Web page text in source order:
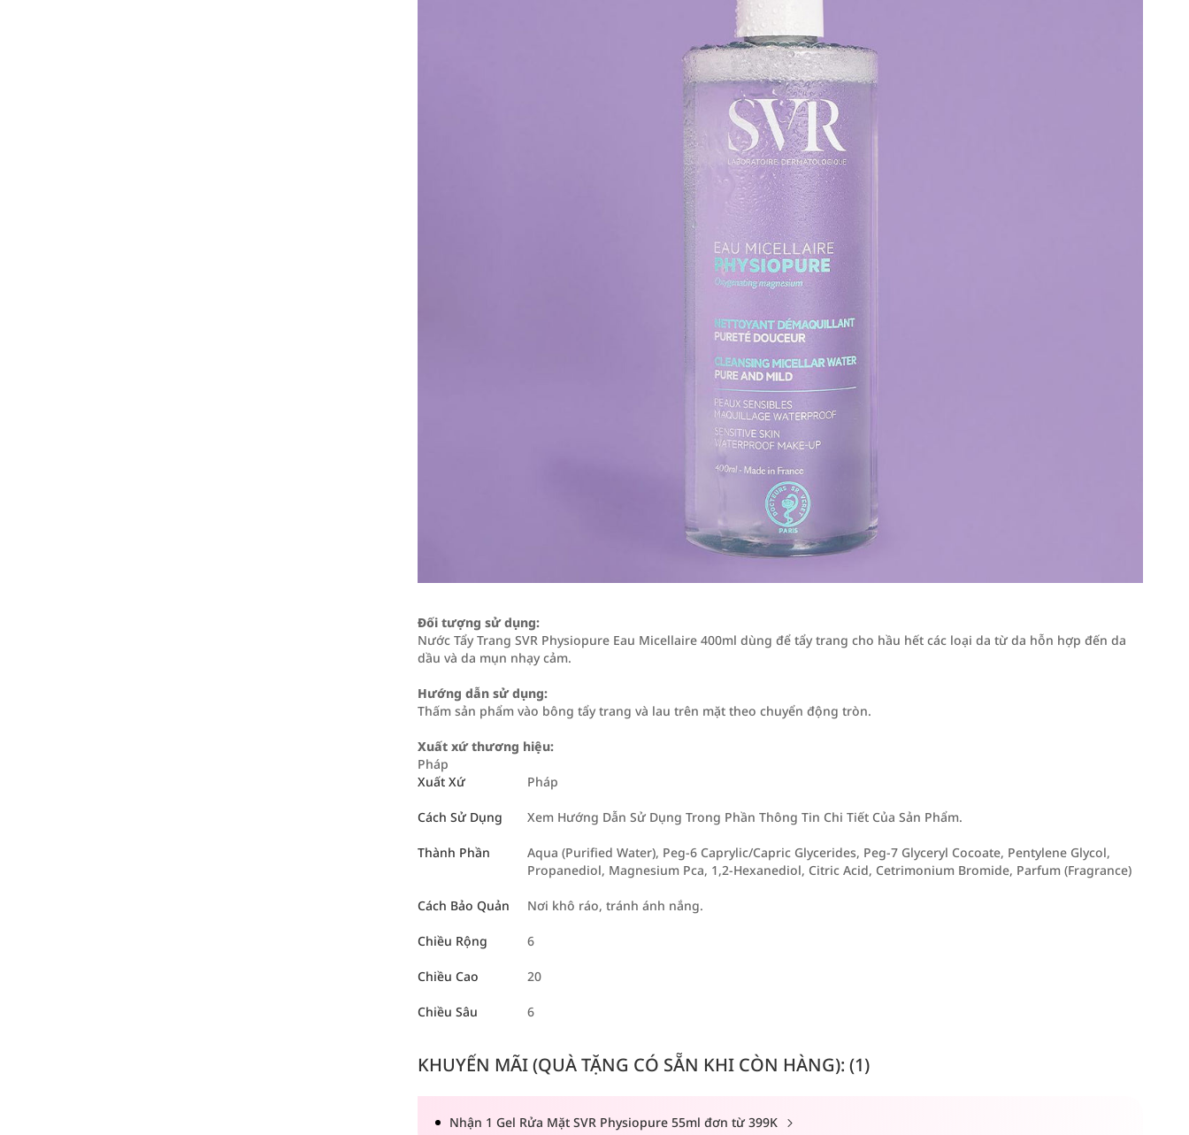
Đối tượng sử dụng:
Nước Tẩy Trang SVR Physiopure Eau Micellaire 400ml dùng để tẩy trang cho hầu hết các loại da từ da hỗn hợp đến da
dầu và da mụn nhạy cảm.
Hướng dẫn sử dụng:
Thấm sản phẩm vào bông tẩy trang và lau trên mặt theo chuyển động tròn.
Xuất xứ thương hiệu:
Pháp
Xuất Xứ
Pháp
Cách Sử Dụng Xem Hướng Dẫn Sử Dụng Trong Phần Thông Tin Chi Tiết Của Sản Phẩm.
Thành Phần
Aqua (Purified Water), Peg-6 Caprylic/Capric Glycerides, Peg-7 Glyceryl Cocoate, Pentylene Glycol,
Propanediol, Magnesium Pca, 1,2-Hexanediol, Citric Acid, Cetrimonium Bromide, Parfum (Fragrance)
Cách Bảo Quản Nơi khô ráo, tránh ánh nắng.
Chiều Rộng 6
Chiều Cao 20
Chiều Sâu 6
KHUYẾN MÃI (QUÀ TẶNG CÓ SẴN KHI CÒN HÀNG): (1)
Nhận 1 Gel Rửa Mặt SVR Physiopure 55ml đơn từ 399K